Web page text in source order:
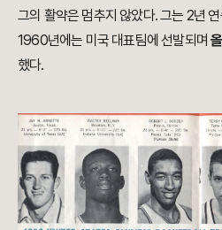
그의 활약은 멈추지 않았다. 그는 2년
1960년에는 미국 대표팀에 선발되며
했다.